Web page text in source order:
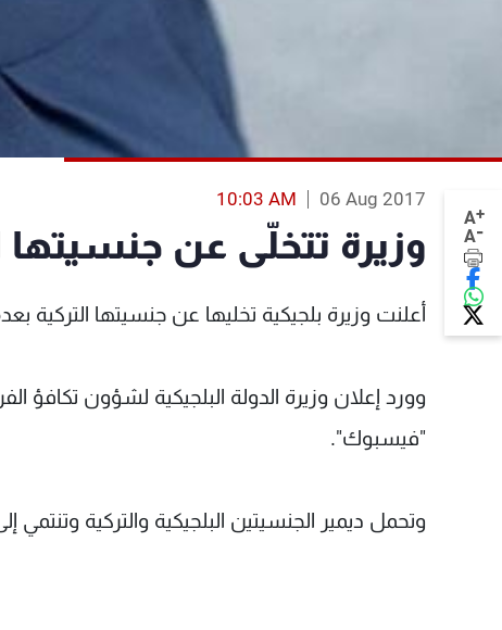
A+
A-
06 Aug 2017
10:03 AM
وزيرة تتخلّى عن جنسيتها
أعلنت وزيرة بلجيكية تخليها عن جنسيتها التركية
وورد إعلان وزيرة الدولة البلجيكية لشؤون
"فيسبوك".
وتحمل ديمير الجنسيتين البلجيكية والتركية